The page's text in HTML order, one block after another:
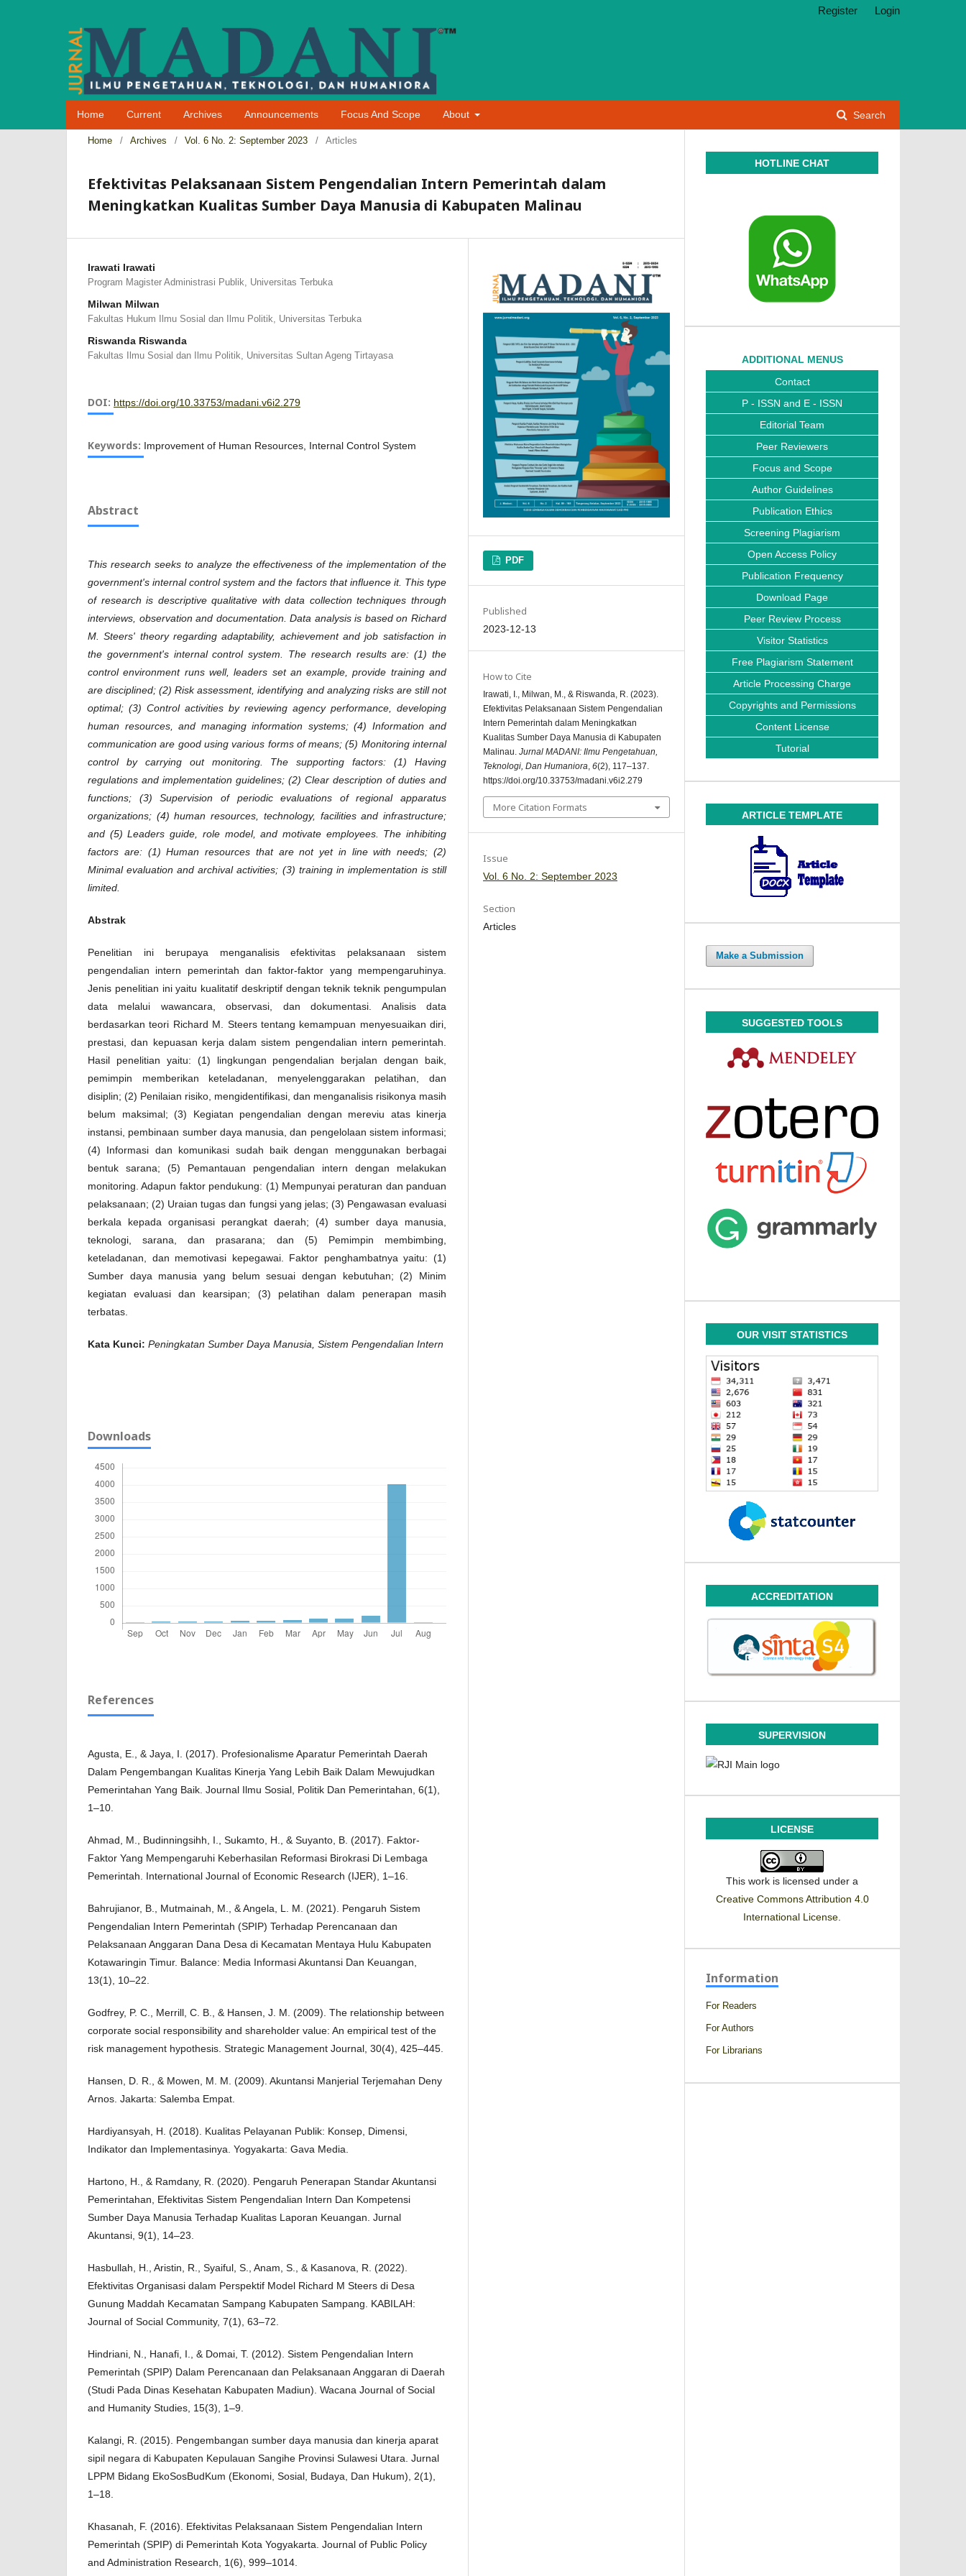
Home Current Archives Announcements Focus And Scope About Search
Register Login
Home / Archives / Vol. 6 No. 2: September 2023 / Articles
Efektivitas Pelaksanaan Sistem Pengendalian Intern Pemerintah dalam
Meningkatkan Kualitas Sumber Daya Manusia di Kabupaten Malinau
Irawati Irawati
Program Magister Administrasi Publik, Universitas Terbuka
Milwan Milwan
Fakultas Hukum Ilmu Sosial dan Ilmu Politik, Universitas Terbuka
Riswanda Riswanda
Fakultas Ilmu Sosial dan Ilmu Politik, Universitas Sultan Ageng Tirtayasa
DOI: https://doi.org/10.33753/madani.v6i2.279
Keywords: Improvement of Human Resources, Internal Control System
Abstract
This research seeks to analyze the effectiveness of the implementation of the
government's internal control system and the factors that influence it. This type
of research is descriptive qualitative with data collection techniques through
interviews, observation and documentation. Data analysis is based on Richard
M. Steers' theory regarding adaptability, achievement and job satisfaction in
the government's internal control system. The research results are: (1) the
control environment runs well, leaders set an example, provide training and
are disciplined; (2) Risk assessment, identifying and analyzing risks are still not
optimal; (3) Control activities by reviewing agency performance, developing
human resources, and managing information systems; (4) Information and
communication are good using various forms of means; (5) Monitoring internal
control by carrying out monitoring. The supporting factors: (1) Having
regulations and implementation guidelines; (2) Clear description of duties and
functions; (3) Supervision of periodic evaluations of regional apparatus
organizations; (4) human resources, technology, facilities and infrastructure;
and (5) Leaders guide, role model, and motivate employees. The inhibiting
factors are: (1) Human resources that are not yet in line with needs; (2)
Minimal evaluation and archival activities; (3) training in implementation is still
limited.
Abstrak
Penelitian ini berupaya menganalisis efektivitas pelaksanaan sistem
pengendalian intern pemerintah dan faktor-faktor yang mempengaruhinya.
Jenis penelitian ini yaitu kualitatif deskriptif dengan teknik teknik pengumpulan
data melalui wawancara, observasi, dan dokumentasi. Analisis data
berdasarkan teori Richard M. Steers tentang kemampuan menyesuaikan diri,
prestasi, dan kepuasan kerja dalam sistem pengendalian intern pemerintah.
Hasil penelitian yaitu: (1) lingkungan pengendalian berjalan dengan baik,
pemimpin memberikan keteladanan, menyelenggarakan pelatihan, dan
disiplin; (2) Penilaian risiko, mengidentifikasi, dan menganalisis risikonya masih
belum maksimal; (3) Kegiatan pengendalian dengan mereviu atas kinerja
instansi, pembinaan sumber daya manusia, dan pengelolaan sistem informasi;
(4) Informasi dan komunikasi sudah baik dengan menggunakan berbagai
bentuk sarana; (5) Pemantauan pengendalian intern dengan melakukan
monitoring. Adapun faktor pendukung: (1) Mempunyai peraturan dan panduan
pelaksanaan; (2) Uraian tugas dan fungsi yang jelas; (3) Pengawasan evaluasi
berkala kepada organisasi perangkat daerah; (4) sumber daya manusia,
teknologi, sarana, dan prasarana; dan (5) Pemimpin membimbing,
keteladanan, dan memotivasi kepegawai. Faktor penghambatnya yaitu: (1)
Sumber daya manusia yang belum sesuai dengan kebutuhan; (2) Minim
kegiatan evaluasi dan kearsipan; (3) pelatihan dalam penerapan masih
terbatas.
Kata Kunci: Peningkatan Sumber Daya Manusia, Sistem Pengendalian Intern
Downloads
References
Agusta, E., & Jaya, I. (2017). Profesionalisme Aparatur Pemerintah Daerah
Dalam Pengembangan Kualitas Kinerja Yang Lebih Baik Dalam Mewujudkan
Pemerintahan Yang Baik. Journal Ilmu Sosial, Politik Dan Pemerintahan, 6(1),
1–10.
Ahmad, M., Budinningsihh, I., Sukamto, H., & Suyanto, B. (2017). Faktor-
Faktor Yang Mempengaruhi Keberhasilan Reformasi Birokrasi Di Lembaga
Pemerintah. International Journal of Economic Research (IJER), 1–16.
Bahrujianor, B., Mutmainah, M., & Angela, L. M. (2021). Pengaruh Sistem
Pengendalian Intern Pemerintah (SPIP) Terhadap Perencanaan dan
Pelaksanaan Anggaran Dana Desa di Kecamatan Mentaya Hulu Kabupaten
Kotawaringin Timur. Balance: Media Informasi Akuntansi Dan Keuangan,
13(1), 10–22.
Godfrey, P. C., Merrill, C. B., & Hansen, J. M. (2009). The relationship between
corporate social responsibility and shareholder value: An empirical test of the
risk management hypothesis. Strategic Management Journal, 30(4), 425–445.
Hansen, D. R., & Mowen, M. M. (2009). Akuntansi Manjerial Terjemahan Deny
Arnos. Jakarta: Salemba Empat.
Hardiyansyah, H. (2018). Kualitas Pelayanan Publik: Konsep, Dimensi,
Indikator dan Implementasinya. Yogyakarta: Gava Media.
Hartono, H., & Ramdany, R. (2020). Pengaruh Penerapan Standar Akuntansi
Pemerintahan, Efektivitas Sistem Pengendalian Intern Dan Kompetensi
Sumber Daya Manusia Terhadap Kualitas Laporan Keuangan. Jurnal
Akuntansi, 9(1), 14–23.
Hasbullah, H., Aristin, R., Syaiful, S., Anam, S., & Kasanova, R. (2022).
Efektivitas Organisasi dalam Perspektif Model Richard M Steers di Desa
Gunung Maddah Kecamatan Sampang Kabupaten Sampang. KABILAH:
Journal of Social Community, 7(1), 63–72.
Hindriani, N., Hanafi, I., & Domai, T. (2012). Sistem Pengendalian Intern
Pemerintah (SPIP) Dalam Perencanaan dan Pelaksanaan Anggaran di Daerah
(Studi Pada Dinas Kesehatan Kabupaten Madiun). Wacana Journal of Social
and Humanity Studies, 15(3), 1–9.
Kalangi, R. (2015). Pengembangan sumber daya manusia dan kinerja aparat
sipil negara di Kabupaten Kepulauan Sangihe Provinsi Sulawesi Utara. Jurnal
LPPM Bidang EkoSosBudKum (Ekonomi, Sosial, Budaya, Dan Hukum), 2(1),
1–18.
Khasanah, F. (2016). Efektivitas Pelaksanaan Sistem Pengendalian Intern
Pemerintah (SPIP) di Pemerintah Kota Yogyakarta. Journal of Public Policy
and Administration Research, 1(6), 999–1014.
PDF
Published
2023-12-13
How to Cite
Irawati, I., Milwan, M., & Riswanda, R. (2023).
Efektivitas Pelaksanaan Sistem Pengendalian
Intern Pemerintah dalam Meningkatkan
Kualitas Sumber Daya Manusia di Kabupaten
Malinau. Jurnal MADANI: Ilmu Pengetahuan,
Teknologi, Dan Humaniora 6(2), 117–137.
https://doi.org/10.33753/madani.v6i2.279
More Citation Formats
Issue
Vol. 6 No. 2: September 2023
Section
Articles
HOTLINE CHAT
ADDITIONAL MENUS
Contact
P - ISSN and E - ISSN
Editorial Team
Peer Reviewers
Focus and Scope
Author Guidelines
Publication Ethics
Screening Plagiarism
Open Access Policy
Publication Frequency
Download Page
Peer Review Process
Visitor Statistics
Free Plagiarism Statement
Article Processing Charge
Copyrights and Permissions
Content License
Tutorial
ARTICLE TEMPLATE
Make a Submission
SUGGESTED TOOLS
OUR VISIT STATISTICS
ACCREDITATION
SUPERVISION
LICENSE
This work is licensed under a
Creative Commons Attribution 4.0
International License.
Information
For Readers
For Authors
For Librarians